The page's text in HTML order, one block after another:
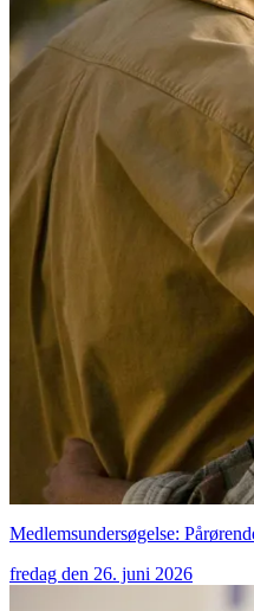
Medlemsundersøgelse:
fredag den 26. juni 2026